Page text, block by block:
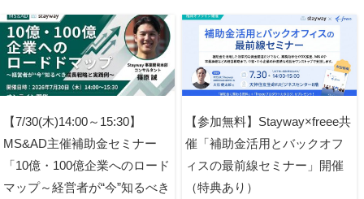
【7/30(木)14:00～15:30】
MS&AD主催補助金セミナー
「10億・100億企業へのロード
マップ～経営者が“今”知るべき
【参加無料】Stayway×freee共
催「補助金活用とバックオフ
ィスの最前線セミナー」開催
（特典あり）